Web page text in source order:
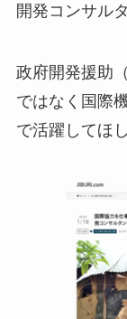
開発コンサル
政府開発援助
ではなく国際
で活躍してほし